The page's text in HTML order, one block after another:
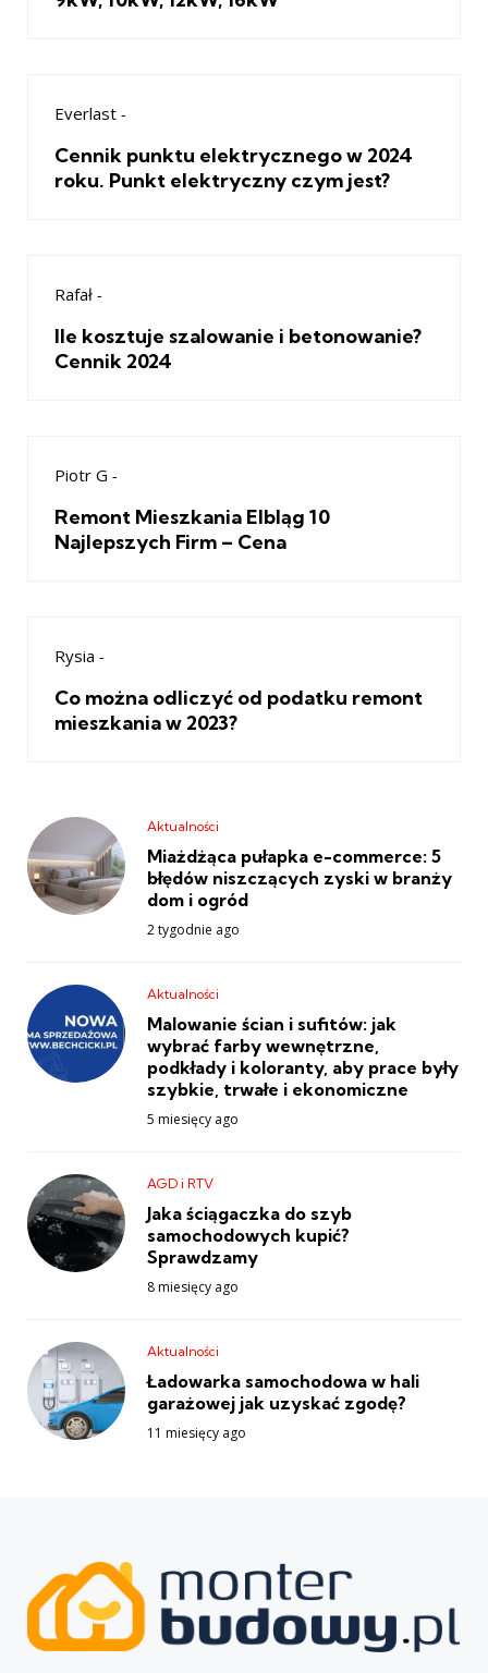
Everlast -
Cennik punktu elektrycznego w 2024
roku. Punkt elektryczny czym jest?
Rafał -
Ile kosztuje szalowanie i betonowanie?
Cennik 2024
Piotr G -
Remont Mieszkania Elbląg 10
Najlepszych Firm – Cena
Rysia -
Co można odliczyć od podatku remont
mieszkania w 2023?
Aktualności
Miażdżąca pułapka e-commerce: 5
błędów niszczących zyski w branży
dom i ogród
2 tygodnie ago
Aktualności
Malowanie ścian i sufitów: jak
wybrać farby wewnętrzne,
podkłady i koloranty, aby prace były
szybkie, trwałe i ekonomiczne
5 miesięcy ago
AGD i RTV
Jaka ściągaczka do szyb
samochodowych kupić?
Sprawdzamy
8 miesięcy ago
Aktualności
Ładowarka samochodowa w hali
garażowej jak uzyskać zgodę?
11 miesięcy ago